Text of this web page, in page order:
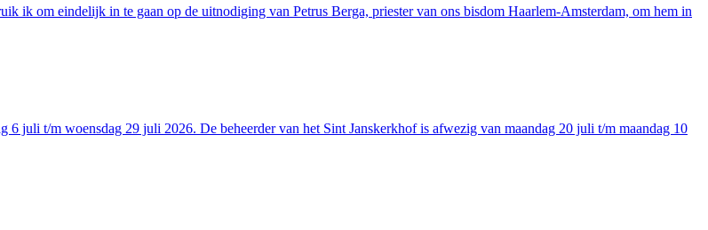
ik om eindelijk in te gaan op de uitnodiging van Petrus Berga, priester van ons bisdom Haarlem-Amsterdam, om hem in
6 juli t/m woensdag 29 juli 2026. De beheerder van het Sint Janskerkhof is afwezig van maandag 20 juli t/m maandag 10